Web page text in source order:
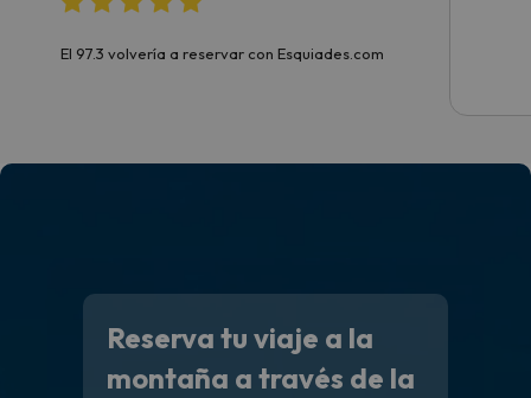
El 97.3 volvería a reservar con Esquiades.com
Reserva tu viaje a la
montaña a través de la